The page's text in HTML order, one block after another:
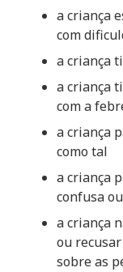
a criança
com
a criança
a criança
com a
a criança
como tal
a criança
confusa
a criança
ou
sobre as